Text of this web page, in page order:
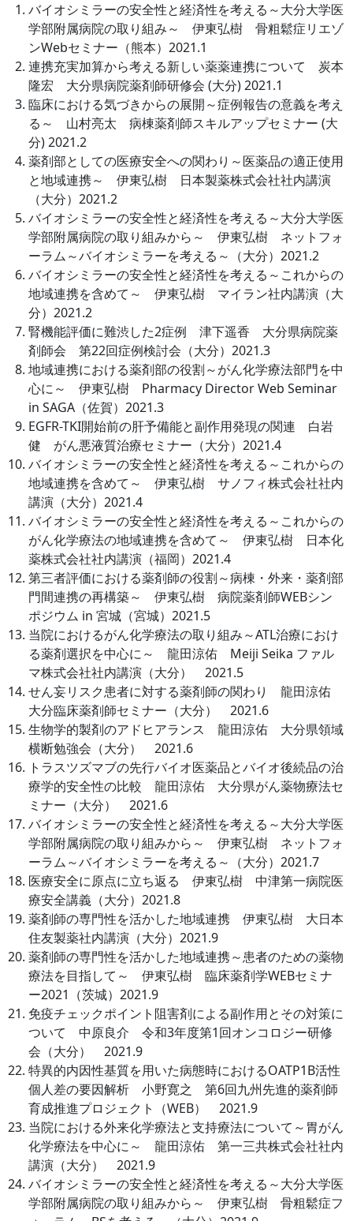
バイオシミラーの安全性と経済性を考える～大分大学医
学部附属病院の取り組み～ 伊東弘樹 骨粗鬆症リエゾ
ンWebセミナー（熊本）2021.1
連携充実加算から考える新しい薬薬連携について 炭本
隆宏 大分県病院薬剤師研修会 (大分) 2021.1
臨床における気づきからの展開～症例報告の意義を考え
る～ 山村亮太 病棟薬剤師スキルアップセミナー (大
分) 2021.2
薬剤部としての医療安全への関わり～医薬品の適正使用
と地域連携～ 伊東弘樹 日本製薬株式会社社内講演
（大分）2021.2
バイオシミラーの安全性と経済性を考える～大分大学医
学部附属病院の取り組みから～ 伊東弘樹 ネットフォ
ーラム～バイオシミラーを考える～（大分）2021.2
バイオシミラーの安全性と経済性を考える～これからの
地域連携を含めて～ 伊東弘樹 マイラン社内講演（大
分）2021.2
腎機能評価に難渋した2症例 津下遥香 大分県病院薬
剤師会 第22回症例検討会（大分）2021.3
地域連携における薬剤部の役割～がん化学療法部門を中
心に～ 伊東弘樹 Pharmacy Director Web Seminar
in SAGA（佐賀）2021.3
EGFR-TKI開始前の肝予備能と副作用発現の関連 白岩
健 がん悪液質治療セミナー（大分）2021.4
バイオシミラーの安全性と経済性を考える～これからの
地域連携を含めて～ 伊東弘樹 サノフィ株式会社社内
講演（大分）2021.4
バイオシミラーの安全性と経済性を考える～これからの
がん化学療法の地域連携を含めて～ 伊東弘樹 日本化
薬株式会社社内講演（福岡）2021.4
第三者評価における薬剤師の役割～病棟・外来・薬剤部
門間連携の再構築～ 伊東弘樹 病院薬剤師WEBシン
ポジウム in 宮城（宮城）2021.5
当院におけるがん化学療法の取り組み～ATL治療におけ
る薬剤選択を中心に～ 龍田涼佑 Meiji Seika ファル
マ株式会社社内講演（大分） 2021.5
せん妄リスク患者に対する薬剤師の関わり 龍田涼佑
大分臨床薬剤師セミナー（大分） 2021.6
生物学的製剤のアドヒアランス 龍田涼佑 大分県領域
横断勉強会（大分） 2021.6
トラスツズマブの先行バイオ医薬品とバイオ後続品の治
療学的安全性の比較 龍田涼佑 大分県がん薬物療法セ
ミナー（大分） 2021.6
バイオシミラーの安全性と経済性を考える～大分大学医
学部附属病院の取り組みから～ 伊東弘樹 ネットフォ
ーラム～バイオシミラーを考える～（大分）2021.7
医療安全に原点に立ち返る 伊東弘樹 中津第一病院医
療安全講義（大分）2021.8
薬剤師の専門性を活かした地域連携 伊東弘樹 大日本
住友製薬社内講演（大分）2021.9
薬剤師の専門性を活かした地域連携～患者のための薬物
療法を目指して～ 伊東弘樹 臨床薬剤学WEBセミナ
ー2021（茨城）2021.9
免疫チェックポイント阻害剤による副作用とその対策に
ついて 中原良介 令和3年度第1回オンコロジー研修
会（大分） 2021.9
特異的内因性基質を用いた病態時におけるOATP1B活性
個人差の要因解析 小野寛之 第6回九州先進的薬剤師
育成推進プロジェクト（WEB） 2021.9
当院における外来化学療法と支持療法について～胃がん
化学療法を中心に～ 龍田涼佑 第一三共株式会社社内
講演（大分） 2021.9
バイオシミラーの安全性と経済性を考える～大分大学医
学部附属病院の取り組みから～ 伊東弘樹 骨粗鬆症フ